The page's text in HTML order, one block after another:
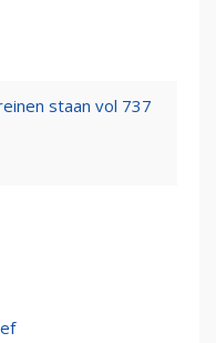
staan vol 737